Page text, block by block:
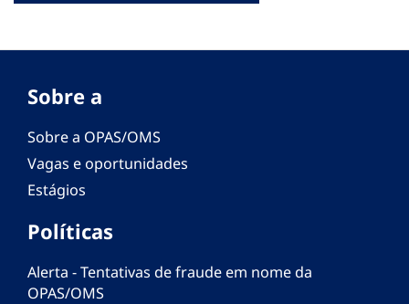
Sobre a
Sobre a OPAS/OMS
Vagas e oportunidades
Estágios
Políticas
Alerta - Tentativas de fraude em nome da
OPAS/OMS